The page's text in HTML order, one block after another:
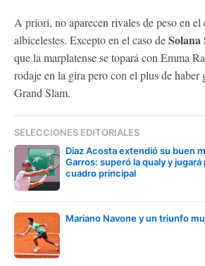
A priori, no aparecen rivales de peso en el
albicelestes. Excepto en el caso deSolana
que la marplatense se topará con Emma
rodaje en la gira pero con el plus de haber
Grand Slam.
SELECCIONES EDITORIALES
Diaz Acosta extendió su buen
Garros: superó la qualy y
cuadro principal
Mariano Navone y un triunfo